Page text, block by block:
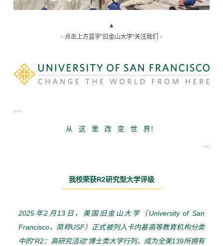
▲
- 点击上方蓝字“旧金山大学”关注我们 -
从 这 里 改 变 世 界！
我校荣获R2研究型大学评级
2025年2月13日，美国旧金山大学（University of San
Francisco，简称USF）正式被列入卡内基高等教育机构分类
中的“R2：高研究活动”博士类大学行列，成为全美139所拥有